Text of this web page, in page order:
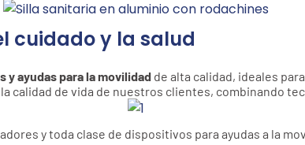
cuidado y la salud
y ayudas para la movilidad de alta calidad, ideales
de vida de nuestros clientes, combinando
y toda clase de dispositivos para ayudas a la